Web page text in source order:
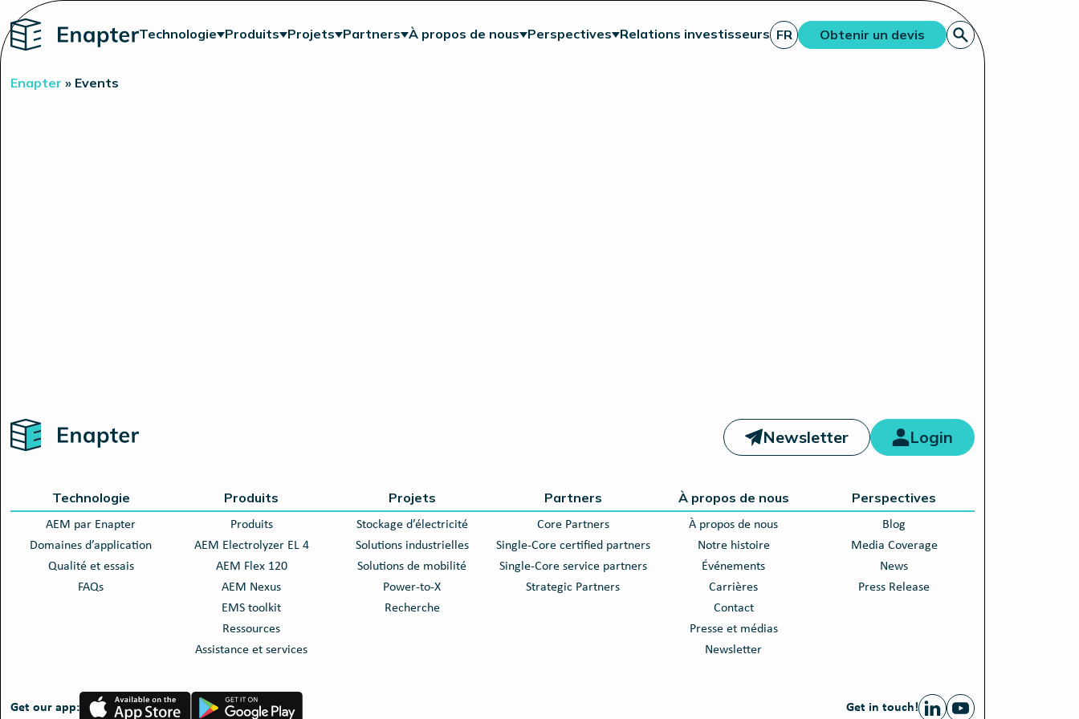
Technologie Produits Projets Partners À propos de nous Perspectives Relations investisseurs FR Obtenir un devis
Enapter » Events
Newsletter Login
Technologie
AEM par Enapter
Domaines d’application
Qualité et essais
FAQs
Produits
Produits
AEM Electrolyzer EL 4
AEM Flex 120
AEM Nexus
EMS toolkit
Ressources
Assistance et services
Projets
Stockage d’électricité
Solutions industrielles
Solutions de mobilité
Power-to-X
Recherche
Partners
Core Partners
Single-Core certified partners
Single-Core service partners
Strategic Partners
À propos de nous
À propos de nous
Notre histoire
Événements
Carrières
Contact
Presse et médias
Newsletter
Perspectives
Blog
Media Coverage
News
Press Release
Get our app:
App
Store
Google
Play
Get in touch!